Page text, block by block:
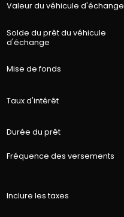
Valeur du véhicule d'échange
Solde du prêt du véhicule
d'échange
Mise de fonds
Taux d'intérêt
Durée du prêt
Fréquence des versements
Inclure les taxes